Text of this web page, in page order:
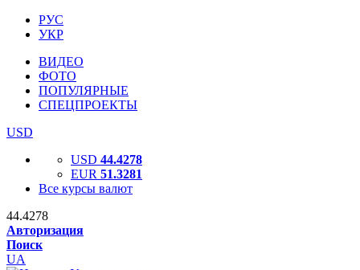
РУС
УКР
ВИДЕО
ФОТО
ПОПУЛЯРНЫЕ
СПЕЦПРОЕКТЫ
USD
USD 44.4278
EUR 51.3281
Все курсы валют
44.4278
Авторизация
Поиск
UA